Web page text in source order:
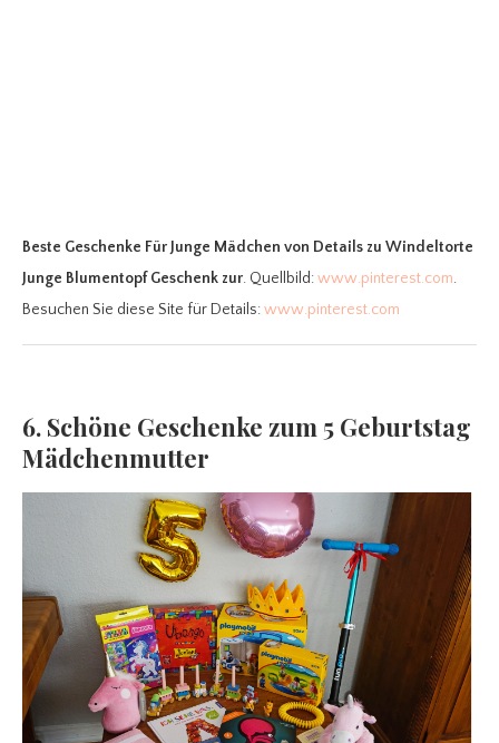
Beste Geschenke Für Junge Mädchen von Details zu Windeltorte
Junge Blumentopf Geschenk zur. Quellbild:www.pinterest.com.
Besuchen Sie diese Site für Details:www.pinterest.com
6. Schöne Geschenke zum 5 Geburtstag
Mädchenmutter